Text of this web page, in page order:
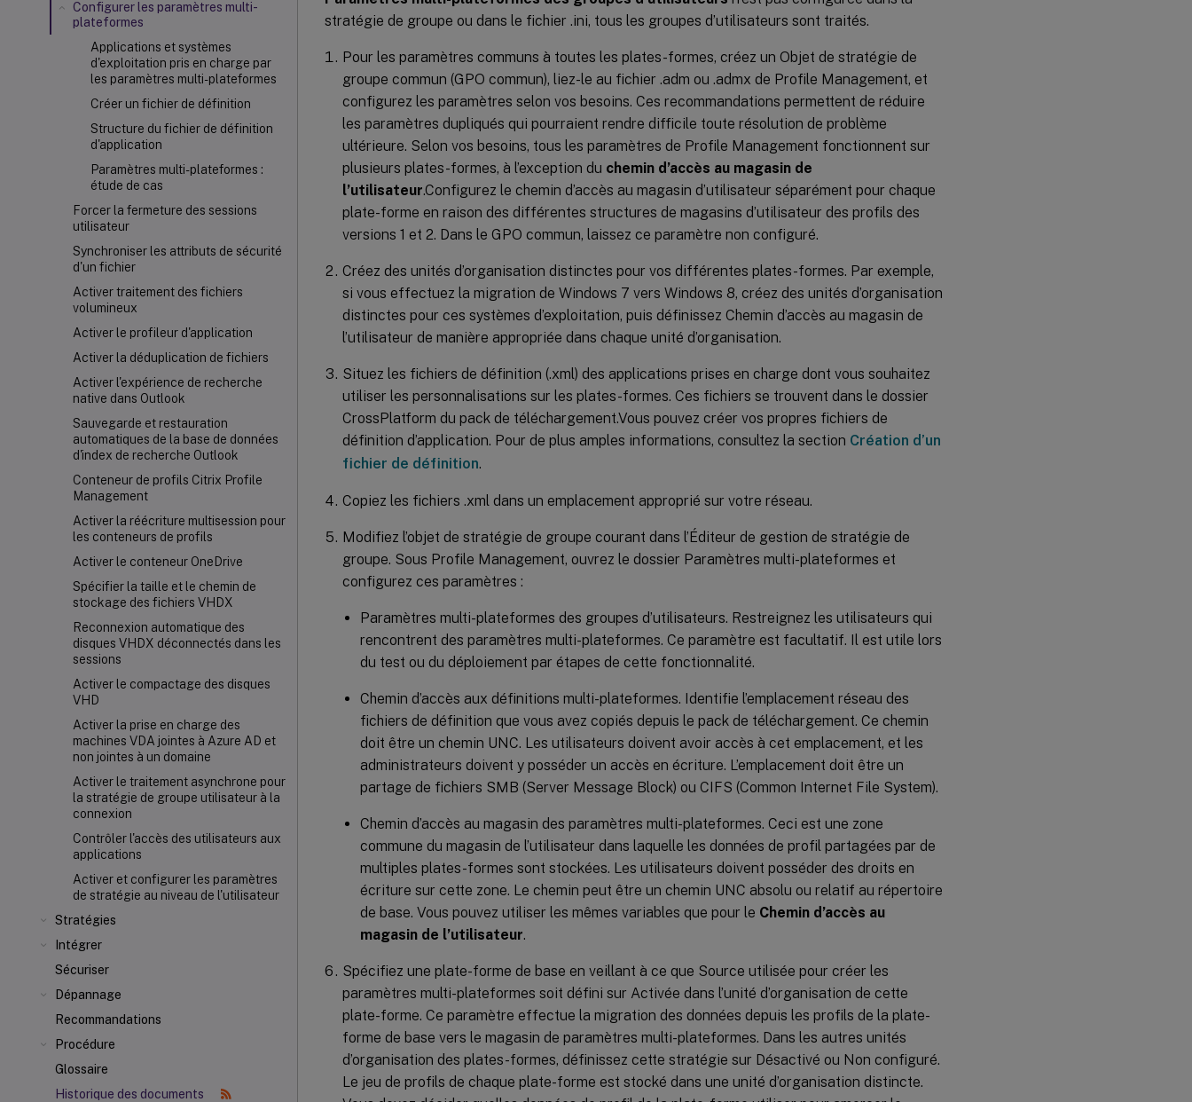
Configurer les paramètres multi-
plateformes
Applications et systèmes
d'exploitation pris en charge par
les paramètres multi-plateformes
Créer un fichier de définition
Structure du fichier de définition
d'application
Paramètres multi-plateformes :
étude de cas
Forcer la fermeture des sessions
utilisateur
Synchroniser les attributs de sécurité
d'un fichier
Activer traitement des fichiers
volumineux
Activer le profileur d'application
Activer la déduplication de fichiers
Activer l'expérience de recherche
native dans Outlook
Sauvegarde et restauration
automatiques de la base de données
d'index de recherche Outlook
Conteneur de profils Citrix Profile
Management
Activer la réécriture multisession pour
les conteneurs de profils
Activer le conteneur OneDrive
Spécifier la taille et le chemin de
stockage des fichiers VHDX
Reconnexion automatique des
disques VHDX déconnectés dans les
sessions
Activer le compactage des disques
VHD
Activer la prise en charge des
machines VDA jointes à Azure AD et
non jointes à un domaine
Activer le traitement asynchrone pour
la stratégie de groupe utilisateur à la
connexion
Contrôler l'accès des utilisateurs aux
applications
Activer et configurer les paramètres
de stratégie au niveau de l'utilisateur
Stratégies
Intégrer
Sécuriser
Dépannage
Recommandations
Procédure
Glossaire
Historique des documents
stratégie de groupe ou dans le fichier .ini, tous les groupes d’utilisateurs sont traités.
Pour les paramètres communs à toutes les plates-formes, créez un Objet de stratégie de
groupe commun (GPO commun), liez-le au fichier .adm ou .admx de Profile Management, et
configurez les paramètres selon vos besoins. Ces recommandations permettent de réduire
les paramètres dupliqués qui pourraient rendre difficile toute résolution de problème
ultérieure. Selon vos besoins, tous les paramètres de Profile Management fonctionnent sur
plusieurs plates-formes, à l’exception du chemin d’accès au magasin de
l’utilisateur.Configurez le chemin d’accès au magasin d’utilisateur séparément pour chaque
plate-forme en raison des différentes structures de magasins d’utilisateur des profils des
versions 1 et 2. Dans le GPO commun, laissez ce paramètre non configuré.
Créez des unités d’organisation distinctes pour vos différentes plates-formes. Par exemple,
si vous effectuez la migration de Windows 7 vers Windows 8, créez des unités d’organisation
distinctes pour ces systèmes d’exploitation, puis définissez Chemin d’accès au magasin de
l’utilisateur de manière appropriée dans chaque unité d’organisation.
Situez les fichiers de définition (.xml) des applications prises en charge dont vous souhaitez
utiliser les personnalisations sur les plates-formes. Ces fichiers se trouvent dans le dossier
CrossPlatform du pack de téléchargement.Vous pouvez créer vos propres fichiers de
définition d’application. Pour de plus amples informations, consultez la section Création d’un
fichier de définition.
Copiez les fichiers .xml dans un emplacement approprié sur votre réseau.
Modifiez l’objet de stratégie de groupe courant dans l’Éditeur de gestion de stratégie de
groupe. Sous Profile Management, ouvrez le dossier Paramètres multi-plateformes et
configurez ces paramètres :
Paramètres multi-plateformes des groupes d’utilisateurs. Restreignez les utilisateurs qui
rencontrent des paramètres multi-plateformes. Ce paramètre est facultatif. Il est utile lors
du test ou du déploiement par étapes de cette fonctionnalité.
Chemin d’accès aux définitions multi-plateformes. Identifie l’emplacement réseau des
fichiers de définition que vous avez copiés depuis le pack de téléchargement. Ce chemin
doit être un chemin UNC. Les utilisateurs doivent avoir accès à cet emplacement, et les
administrateurs doivent y posséder un accès en écriture. L’emplacement doit être un
partage de fichiers SMB (Server Message Block) ou CIFS (Common Internet File System).
Chemin d’accès au magasin des paramètres multi-plateformes. Ceci est une zone
commune du magasin de l’utilisateur dans laquelle les données de profil partagées par de
multiples plates-formes sont stockées. Les utilisateurs doivent posséder des droits en
écriture sur cette zone. Le chemin peut être un chemin UNC absolu ou relatif au répertoire
de base. Vous pouvez utiliser les mêmes variables que pour le Chemin d’accès au
magasin de l’utilisateur.
Spécifiez une plate-forme de base en veillant à ce que Source utilisée pour créer les
paramètres multi-plateformes soit défini sur Activée dans l’unité d’organisation de cette
plate-forme. Ce paramètre effectue la migration des données depuis les profils de la plate-
forme de base vers le magasin de paramètres multi-plateformes. Dans les autres unités
d’organisation des plates-formes, définissez cette stratégie sur Désactivé ou Non configuré.
Le jeu de profils de chaque plate-forme est stocké dans une unité d’organisation distincte.